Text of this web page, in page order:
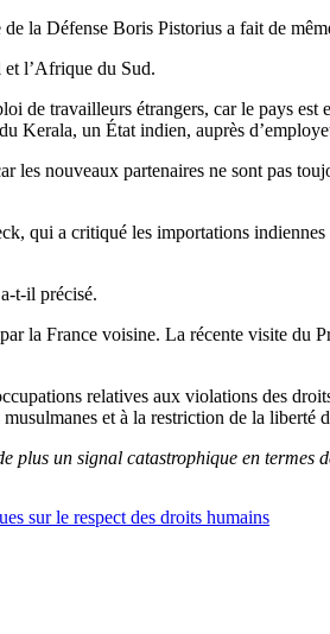
la Défense Boris Pistorius a fait de
et l’Afrique du Sud.
de travailleurs étrangers, car le pays
Kerala, un État indien, auprès
nouveaux partenaires ne sont pas
qui a critiqué les importations
t-il précisé.
par la France voisine. La récente visite du
relatives aux violations des
et à la restriction de la liberté
plus un signal catastrophique en termes
sur le respect des droits humains